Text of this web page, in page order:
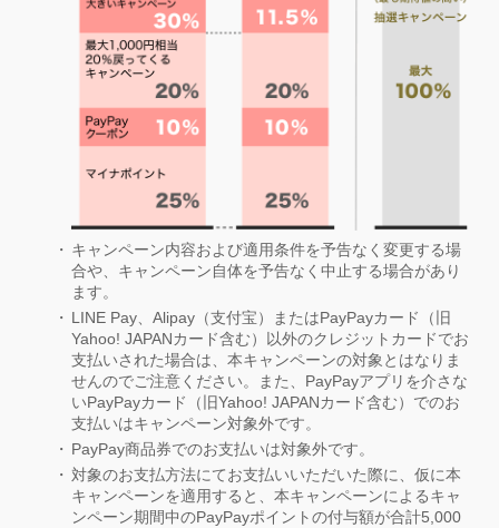
キャンペーン内容および適用条件を予告なく変更する場
合や、キャンペーン自体を予告なく中止する場合があり
ます。
LINE Pay、Alipay（支付宝）またはPayPayカード（旧
Yahoo! JAPANカード含む）以外のクレジットカードでお
支払いされた場合は、本キャンペーンの対象とはなりま
せんのでご注意ください。また、PayPayアプリを介さな
いPayPayカード（旧Yahoo! JAPANカード含む）でのお
支払いはキャンペーン対象外です。
PayPay商品券でのお支払いは対象外です。
対象のお支払方法にてお支払いいただいた際に、仮に本
キャンペーンを適用すると、本キャンペーンによるキャ
ンペーン期間中のPayPayポイントの付与額が合計5,000